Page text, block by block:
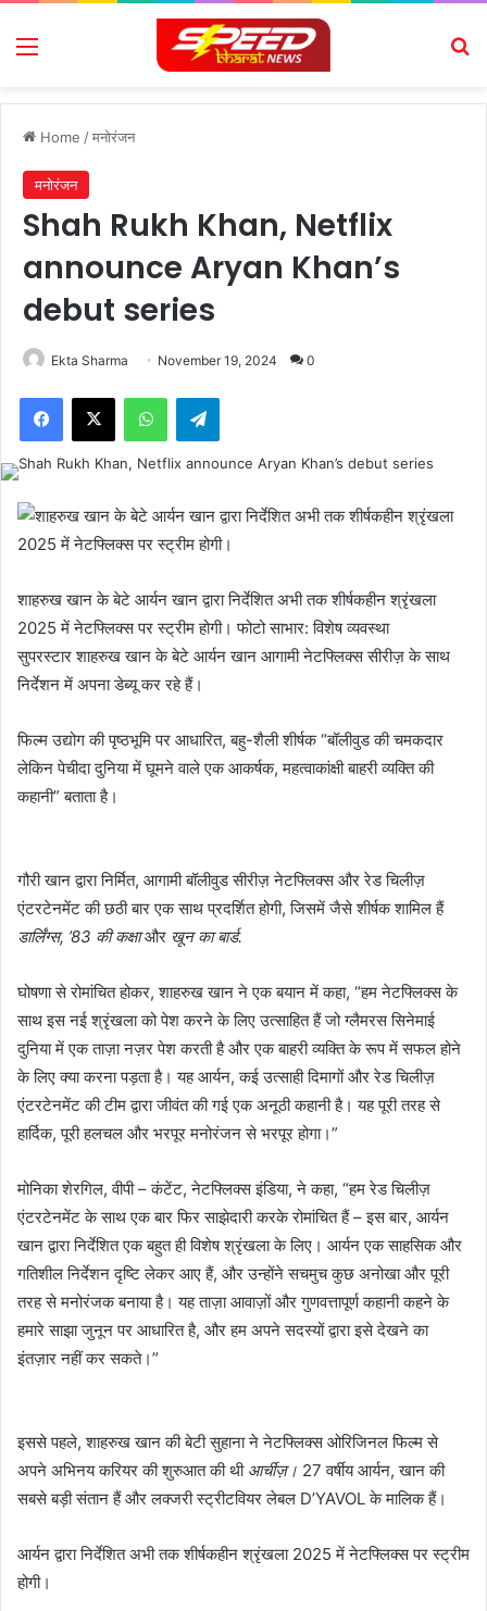
Menu
Home /मनोरंजन
मनोरंजन
Shah Rukh Khan, Netflix
announce Aryan Khan’s
debut series
Ekta Sharma November 19, 2024 0
Facebook
X WhatsAppTelegram
शाहरुख खान के बेटे आर्यन खान द्वारा निर्देशित अभी तक शीर्षकहीन श्रृंखला
2025 में नेटफ्लिक्स पर स्ट्रीम होगी। फोटो साभार: विशेष व्यवस्था
सुपरस्टार शाहरुख खान के बेटे आर्यन खान आगामी नेटफ्लिक्स सीरीज़ के साथ
निर्देशन में अपना डेब्यू कर रहे हैं।
फिल्म उद्योग की पृष्ठभूमि पर आधारित, बहु-शैली शीर्षक “बॉलीवुड की चमकदार
लेकिन पेचीदा दुनिया में घूमने वाले एक आकर्षक, महत्वाकांक्षी बाहरी व्यक्ति की
कहानी” बताता है।
गौरी खान द्वारा निर्मित, आगामी बॉलीवुड सीरीज़ नेटफ्लिक्स और रेड चिलीज़
एंटरटेनमेंट की छठी बार एक साथ प्रदर्शित होगी, जिसमें जैसे शीर्षक शामिल हैं
डार्लिंग्स, ’83 की कक्षाऔर खून का बार्ड.
घोषणा से रोमांचित होकर, शाहरुख खान ने एक बयान में कहा, “हम नेटफ्लिक्स के
साथ इस नई श्रृंखला को पेश करने के लिए उत्साहित हैं जो ग्लैमरस सिनेमाई
दुनिया में एक ताज़ा नज़र पेश करती है और एक बाहरी व्यक्ति के रूप में सफल होने
के लिए क्या करना पड़ता है। यह आर्यन, कई उत्साही दिमागों और रेड चिलीज़
एंटरटेनमेंट की टीम द्वारा जीवंत की गई एक अनूठी कहानी है। यह पूरी तरह से
हार्दिक, पूरी हलचल और भरपूर मनोरंजन से भरपूर होगा।”
मोनिका शेरगिल, वीपी – कंटेंट, नेटफ्लिक्स इंडिया, ने कहा, “हम रेड चिलीज़
एंटरटेनमेंट के साथ एक बार फिर साझेदारी करके रोमांचित हैं – इस बार, आर्यन
खान द्वारा निर्देशित एक बहुत ही विशेष श्रृंखला के लिए। आर्यन एक साहसिक और
गतिशील निर्देशन दृष्टि लेकर आए हैं, और उन्होंने सचमुच कुछ अनोखा और पूरी
तरह से मनोरंजक बनाया है। यह ताज़ा आवाज़ों और गुणवत्तापूर्ण कहानी कहने के
हमारे साझा जुनून पर आधारित है, और हम अपने सदस्यों द्वारा इसे देखने का
इंतज़ार नहीं कर सकते।”
इससे पहले, शाहरुख खान की बेटी सुहाना ने नेटफ्लिक्स ओरिजिनल फिल्म से
अपने अभिनय करियर की शुरुआत की थी आर्चीज़। 27 वर्षीय आर्यन, खान की
सबसे बड़ी संतान हैं और लक्जरी स्ट्रीटवियर लेबल D’YAVOL के मालिक हैं।
आर्यन द्वारा निर्देशित अभी तक शीर्षकहीन श्रृंखला 2025 में नेटफ्लिक्स पर स्ट्रीम
होगी।